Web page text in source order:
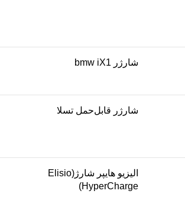
شارژر bmw iX1
شارژر قابل‌حمل تسلا
الیزیو هایپر شارژ(Elisio
HyperCharge)